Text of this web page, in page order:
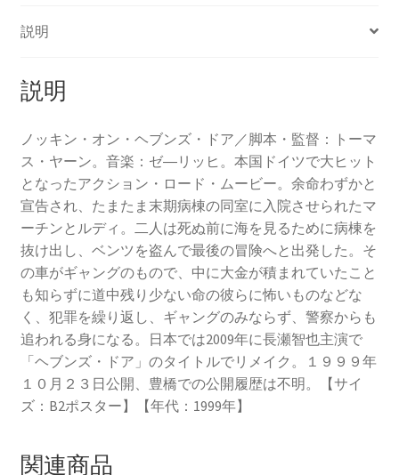
説明
説明
ノッキン・オン・ヘブンズ・ドア／脚本・監督：トーマ
ス・ヤーン。音楽：ゼ―リッヒ。本国ドイツで大ヒット
となったアクション・ロード・ムービー。余命わずかと
宣告され、たまたま末期病棟の同室に入院させられたマ
ーチンとルディ。二人は死ぬ前に海を見るために病棟を
抜け出し、ベンツを盗んで最後の冒険へと出発した。そ
の車がギャングのもので、中に大金が積まれていたこと
も知らずに道中残り少ない命の彼らに怖いものなどな
く、犯罪を繰り返し、ギャングのみならず、警察からも
追われる身になる。日本では2009年に長瀬智也主演で
「ヘブンズ・ドア」のタイトルでリメイク。１９９９年
１０月２３日公開、豊橋での公開履歴は不明。【サイ
ズ：B2ポスター】【年代：1999年】
関連商品